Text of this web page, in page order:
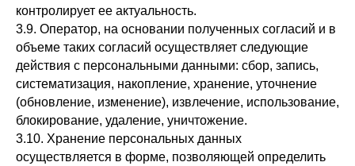
контролирует ее актуальность.
3.9. Оператор, на основании полученных согласий и в
объеме таких согласий осуществляет следующие
действия с персональными данными: сбор, запись,
систематизация, накопление, хранение, уточнение
(обновление, изменение), извлечение, использование,
блокирование, удаление, уничтожение.
3.10. Хранение персональных данных
осуществляется в форме, позволяющей определить